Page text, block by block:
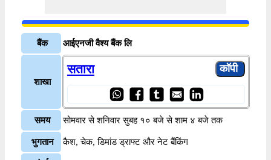
बैंक आईएनजी वैश्य बैंक लि
शाखा
सतारा
समय सोमवार से शनिवार सुबह १० बजे से शाम ४ बजे तक
भुगतान कैश, चेक, डिमांड ड्राफ्ट और नेट बैंकिंग